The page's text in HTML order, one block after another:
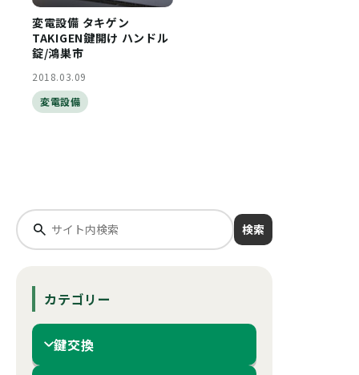
変電設備 タキゲン
TAKIGEN鍵開け ハンドル
錠/鴻巣市
2018.03.09
変電設備
検索
カテゴリー
鍵交換